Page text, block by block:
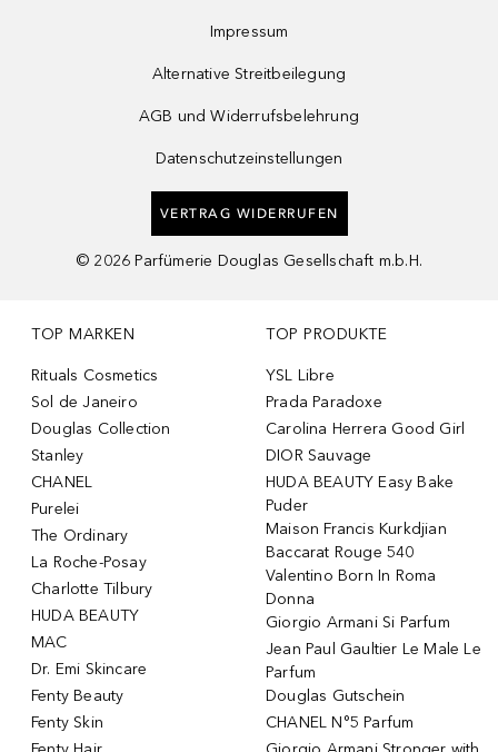
Impressum
Alternative Streitbeilegung
AGB und Widerrufsbelehrung
Datenschutzeinstellungen
VERTRAG WIDERRUFEN
© 2026 Parfümerie Douglas Gesellschaft m.b.H.
TOP MARKEN
Rituals Cosmetics
Sol de Janeiro
Douglas Collection
Stanley
CHANEL
Purelei
The Ordinary
La Roche-Posay
Charlotte Tilbury
HUDA BEAUTY
MAC
Dr. Emi Skincare
Fenty Beauty
Fenty Skin
TOP PRODUKTE
YSL Libre
Prada Paradoxe
Carolina Herrera Good Girl
DIOR Sauvage
HUDA BEAUTY Easy Bake
Puder
Maison Francis Kurkdjian
Baccarat Rouge 540
Valentino Born In Roma
Donna
Giorgio Armani Si Parfum
Jean Paul Gaultier Le Male Le
Parfum
Douglas Gutschein
CHANEL N°5 Parfum